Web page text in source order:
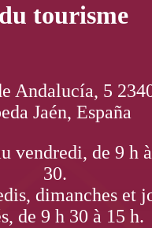
tourisme
Andalucía, 5
Jaén, España
vendredi, de 9 h
30.
dimanches et
de 9 h 30 à 15 h.